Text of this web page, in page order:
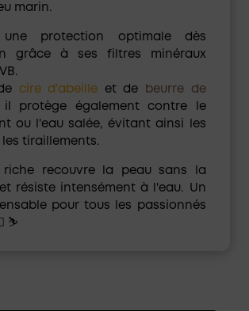
marin.
une protection optimale dès
grâce à ses filtres minéraux
cire d'abeille et de
beurre de
il protège également contre le
ou l'eau salée, évitant ainsi les
tiraillements.
riche recouvre la peau sans la
résiste intensément à l'eau. Un
pour tous les passionnés
⛷